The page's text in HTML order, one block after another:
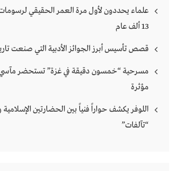
علماء يحددون لأول مرة العمر الحقيقي
13 ألف عام
قصص تأسيس أبرز الجوائز الأدبية التي صنعت
مسرحية “خمسون دقيقة في غزة” تستحضر
مؤثرة
اللوفر يكشف حواراً فنياً بين الحضارتين
“تآلفات”